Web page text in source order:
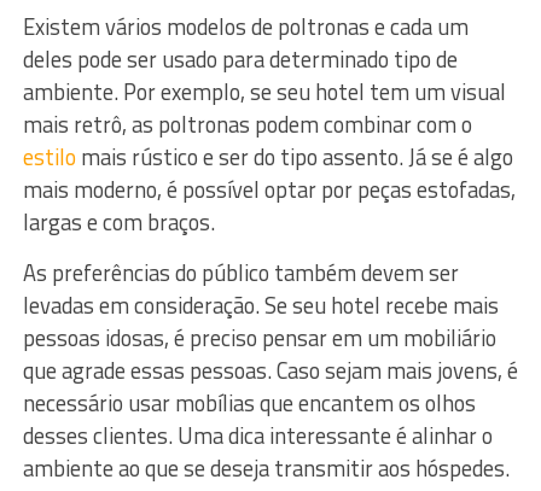
Existem vários modelos de poltronas e cada um
deles pode ser usado para determinado tipo de
ambiente. Por exemplo, se seu hotel tem um visual
mais retrô, as poltronas podem combinar com o
estilo mais rústico e ser do tipo assento. Já se é algo
mais moderno, é possível optar por peças estofadas,
largas e com braços.
As preferências do público também devem ser
levadas em consideração. Se seu hotel recebe mais
pessoas idosas, é preciso pensar em um mobiliário
que agrade essas pessoas. Caso sejam mais jovens, é
necessário usar mobílias que encantem os olhos
desses clientes. Uma dica interessante é alinhar o
ambiente ao que se deseja transmitir aos hóspedes.